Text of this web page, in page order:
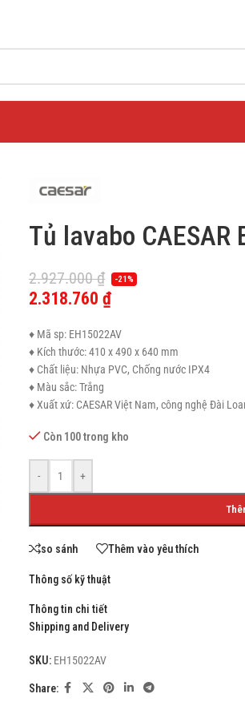
SHOP LAYOUTS
AJAX Shop
Hidden sidebar
No page heading
Small categories menu
Products list view
With background
Category description
Header overlap
Tủ lavabo
2.927.000₫ -21%
2.318.760 ₫
♦ Mã sp: EH15022AV
♦ Kích thước: 410 x 490 x 640 mm
♦ Chất liệu: Nhựa PVC, Chống nước IPX4
♦ Màu sắc: Trắng
♦ Xuất xứ: CAESAR Việt Nam, công nghệ Đài
Còn 100 trong kho
- +
so sánh Thêm vào yêu thích
Thông số kỹ thuật
Thông tin chi tiết
Shipping and Delivery
SKU: EH15022AV
Share: